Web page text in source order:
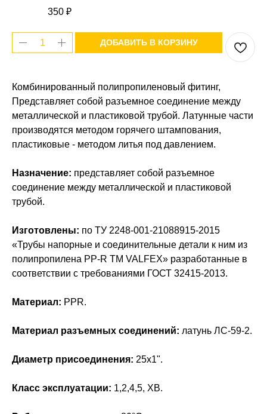
350 ₽
ДОБАВИТЬ В КОРЗИНУ
Комбинированный полипропиленовый фитинг,
Представляет собой разъемное соединение между
металлической и пластиковой трубой. Латунные части
производятся методом горячего штампования,
пластиковые - методом литья под давлением.
Назначение: представляет собой разъемное
соединение между металлической и пластиковой
трубой.
Изготовлены: по ТУ 2248-001-21088915-2015
«Трубы напорные и соединительные детали к ним из
полипропилена PP-R ТМ VALFEX» разработанные в
соответствии с требованиями ГОСТ 32415-2013.
Материал: PPR.
Материал разъемных соединений: латунь ЛС-59-2.
Диаметр присоединения: 25х1".
Класс эксплуатации: 1,2,4,5, ХВ.